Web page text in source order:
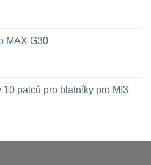
MAX G30
10 palců pro blatníky pro MI3